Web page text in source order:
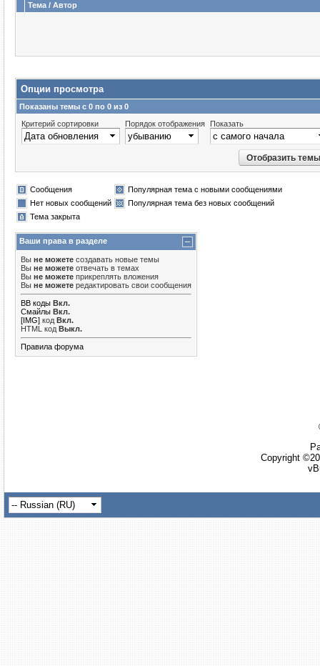
Тема / Автор
Опции просмотра
Показаны темы с 0 по 0 из 0
Критерий сортировки
Порядок отображения Показать
Сообщения
Популярная тема с новыми сообщениями
Нет новых сообщений
Популярная тема без новых сообщений
Тема закрыта
Ваши права в разделе
Вы не можете создавать новые темы
Вы не можете отвечать в темах
Вы не можете прикреплять вложения
Вы не можете редактировать свои сообщения
BB коды Вкл.
Смайлы Вкл.
[IMG] код Вкл.
HTML код Выкл.
Правила форума
Copyright